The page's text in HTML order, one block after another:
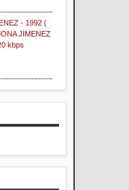
- 1992 (
JIMENEZ
kbps